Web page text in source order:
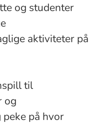
og studenter
aktiviteter på
til
og
på hvor